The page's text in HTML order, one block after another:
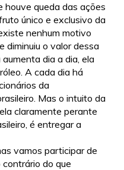
houve queda das ações
único e exclusivo da
nenhum motivo
diminuiu o valor dessa
dia a dia, ela
A cada dia há
da
Mas o intuito da
claramente perante
é entregar a
vamos participar de
do que